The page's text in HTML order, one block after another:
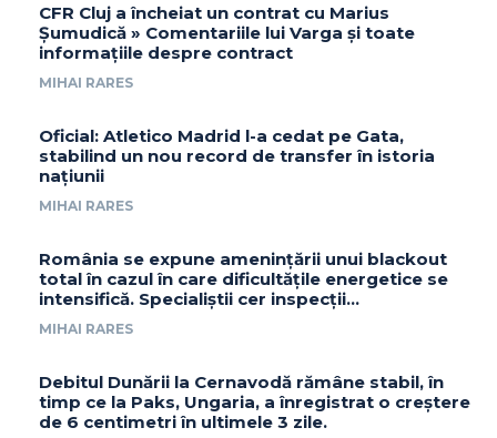
CFR Cluj a încheiat un contrat cu Marius
Șumudică » Comentariile lui Varga și toate
informațiile despre contract
MIHAI RARES
Oficial: Atletico Madrid l-a cedat pe Gata,
stabilind un nou record de transfer în istoria
națiunii
MIHAI RARES
România se expune amenințării unui blackout
total în cazul în care dificultățile energetice se
intensifică. Specialiștii cer inspecții…
MIHAI RARES
Debitul Dunării la Cernavodă rămâne stabil, în
timp ce la Paks, Ungaria, a înregistrat o creștere
de 6 centimetri în ultimele 3 zile.